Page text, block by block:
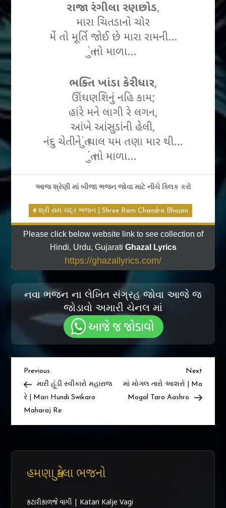
રાજા રંગીલા રણછોડ,
મારા ચિતડાનો ચોર
મેં તો મૂર્તિ જોઈ છે મારા રામની…
તું તો માળા…
ભક્તિ ખાંડા કેરી ધાર,
ઊંઘણશિનું નહિ કામ;
હાંરે મને લાગી રે લગન,
આંખે આંસુડાંની હેલી,
નંદુ ચેતીને તું ચાલ યમ તણા માર થી…
તું તો માળા…
આજ શ્રેણી માં બીજા ભજન જોવા માટે નીચે ક્લિક કરો
શ્રી રામ ચંદ્ર ભજન | Shree Ram Chandra Bhajan
Please click below website link to see collection of
Hindi, Urdu, Gujarati Ghazal Lyrics
https://ghazallyrics.com/
નવા ભજન ના લેખિત સંગ્રહ જોવા આજે જ
જોડાવો અમારી ચેનલ માં
Post
navigation
Previous
Post
Previous
મારી હૂંડી સ્વીકારો મહારાજ
રે | Mari Hundi Swikaro
Maharaj Re
Next
Post
Next
માં મોગલ તારો આશરો | Ma
Mogal Taro Aashro
હમણા મુકેલા ભજનો
કટારી કાળજે વાગી | Katari Kalje Vagi